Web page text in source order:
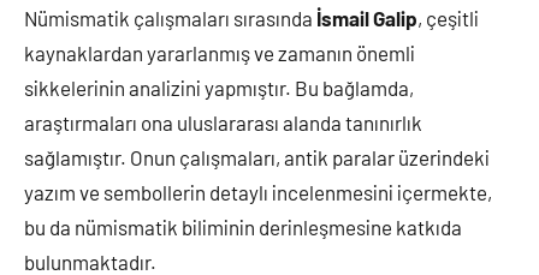
Nümismatik çalışmaları sırasında İsmail Galip, çeşitli
kaynaklardan yararlanmış ve zamanın önemli
sikkelerinin analizini yapmıştır. Bu bağlamda,
araştırmaları ona uluslararası alanda tanınırlık
sağlamıştır. Onun çalışmaları, antik paralar üzerindeki
yazım ve sembollerin detaylı incelenmesini içermekte,
bu da nümismatik biliminin derinleşmesine katkıda
bulunmaktadır.